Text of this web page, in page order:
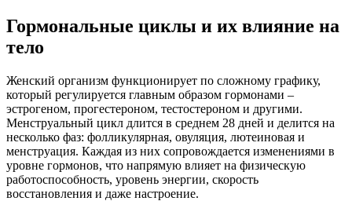
Гормональные циклы и их влияние на
тело
Женский организм функционирует по сложному графику,
который регулируется главным образом гормонами –
эстрогеном, прогестероном, тестостероном и другими.
Менструальный цикл длится в среднем 28 дней и делится на
несколько фаз: фолликулярная, овуляция, лютеиновая и
менструация. Каждая из них сопровождается изменениями в
уровне гормонов, что напрямую влияет на физическую
работоспособность, уровень энергии, скорость
восстановления и даже настроение.